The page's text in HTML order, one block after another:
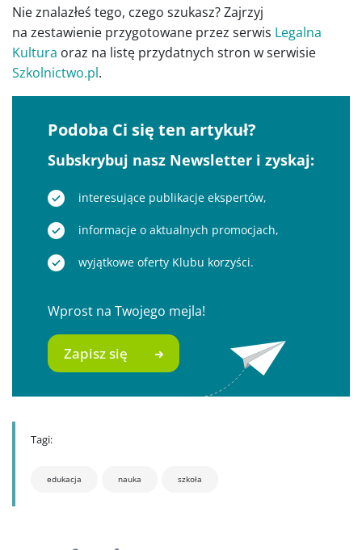
Nie znalazłeś tego, czego szukasz? Zajrzyj
na zestawienie przygotowane przez serwis Legalna
Kultura oraz na listę przydatnych stron w serwisie
Szkolnictwo.pl.
Podoba Ci się ten artykuł?
Subskrybuj nasz Newsletter i zyskaj:
interesujące publikacje ekspertów,
informacje o aktualnych promocjach,
wyjątkowe oferty Klubu korzyści.
Wprost na Twojego mejla!
Zapisz się
Tagi:
edukacja nauka szkoła